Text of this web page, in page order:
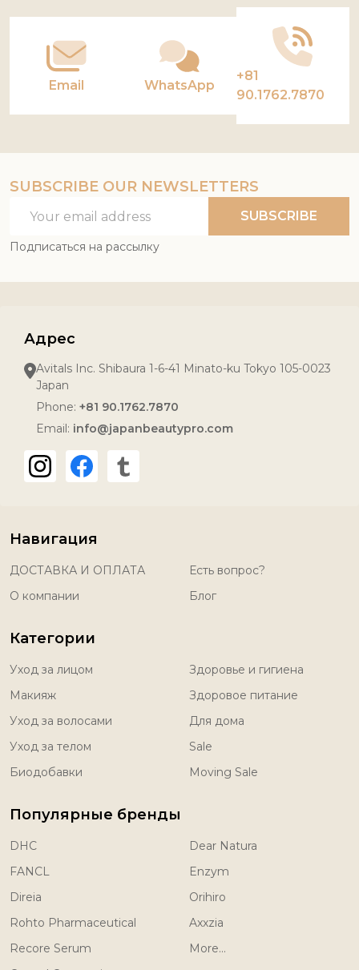
Email WhatsApp
+81
90.1762.7870
SUBSCRIBE OUR NEWSLETTERS
Address
SUBSCRIBE
Подписаться на рассылку
Адрес
Avitals Inc. Shibaura 1-6-41 Minato-ku Tokyo 105-0023
Japan
Phone: +81 90.1762.7870
Email: info@japanbeautypro.com
Навигация
ДОСТАВКА И ОПЛАТА
О компании
Есть вопрос?
Блог
Категории
Уход за лицом
Макияж
Уход за волосами
Уход за телом
Биодобавки
Здоровье и гигиена
Здоровое питание
Для дома
Sale
Moving Sale
Популярные бренды
DHC
FANCL
Direia
Rohto Pharmaceutical
Recore Serum
Dear Natura
Enzym
Orihiro
Axxzia
More...